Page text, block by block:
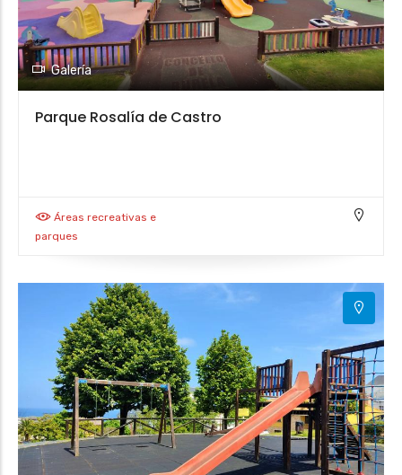
Galería
Parque Rosalía de Castro
Áreas recreativas e
parques
4